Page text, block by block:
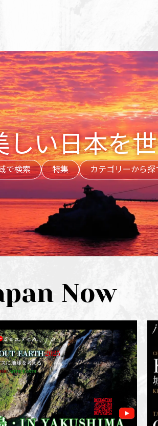
しい日本を
で検索 特集 カテゴリーから探
Now